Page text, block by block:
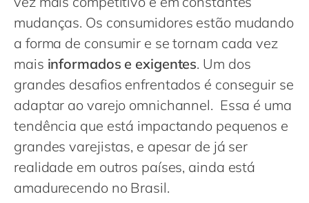
Luxembourg
Morocco
Netherlands
nl
Philippines
Singapore
Switzerland
UK & Ireland
mudanças. Os consumidores estão mudando
a forma de consumir e se tornam cada vez
mais informados e exigentes. Um dos
grandes desafios enfrentados é conseguir se
adaptar ao varejo omnichannel. Essa é uma
tendência que está impactando pequenos e
grandes varejistas, e apesar de já ser
realidade em outros países, ainda está
amadurecendo no Brasil.